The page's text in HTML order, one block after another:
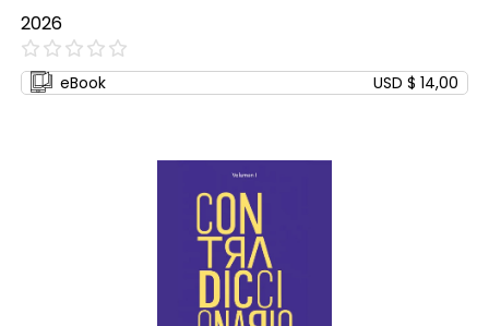
2026
0%
eBook USD $ 14,00